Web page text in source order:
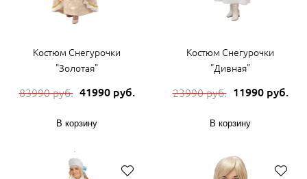
Костюм Снегурочки
"Золотая"
83990 руб. 41990 руб.
В корзину
Костюм Снегурочки
"Дивная"
23990 руб. 11990 руб.
В корзину